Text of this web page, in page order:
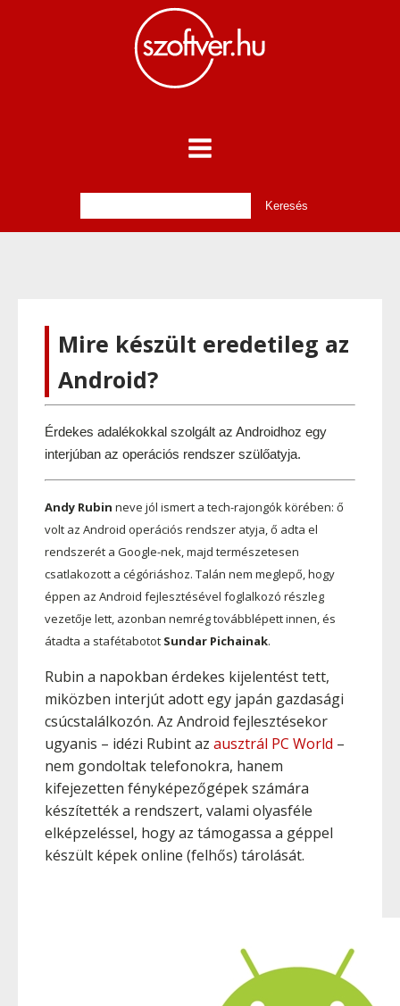
Mire készült eredetileg az
Android?
Érdekes adalékokkal szolgált az Androidhoz egy
interjúban az operációs rendszer szülőatyja.
Andy Rubin neve jól ismert a tech-rajongók körében: ő
volt az Android operációs rendszer atyja, ő adta el
rendszerét a Google-nek, majd természetesen
csatlakozott a cégóriáshoz. Talán nem meglepő, hogy
éppen az Android fejlesztésével foglalkozó részleg
vezetője lett, azonban nemrég továbblépett innen, és
átadta a stafétabotot Sundar Pichainak.
Rubin a napokban érdekes kijelentést tett,
miközben interjút adott egy japán gazdasági
csúcstalálkozón. Az Android fejlesztésekor
ugyanis – idézi Rubint az ausztrál PC World –
nem gondoltak telefonokra, hanem
kifejezetten fényképezőgépek számára
készítették a rendszert, valami olyasféle
elképzeléssel, hogy az támogassa a géppel
készült képek online (felhős) tárolását.